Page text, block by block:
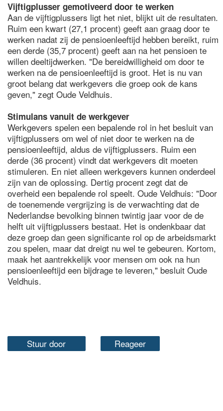
Vijftigplusser gemotiveerd door te werken
Aan de vijftigplussers ligt het niet, blijkt uit de resultaten.
Ruim een kwart (27,1 procent) geeft aan graag door te
werken nadat zij de pensioenleeftijd hebben bereikt, ruim
een derde (35,7 procent) geeft aan na het pensioen te
willen deeltijdwerken. "De bereidwilligheid om door te
werken na de pensioenleeftijd is groot. Het is nu van
groot belang dat werkgevers die groep ook de kans
geven," zegt Oude Veldhuis.
Stimulans vanuit de werkgever
Werkgevers spelen een bepalende rol in het besluit van
vijftigplussers om wel of niet door te werken na de
pensioenleeftijd, aldus de vijftigplussers. Ruim een
derde (36 procent) vindt dat werkgevers dit moeten
stimuleren. En niet alleen werkgevers kunnen onderdeel
zijn van de oplossing. Dertig procent zegt dat de
overheid een bepalende rol speelt. Oude Veldhuis: "Door
de toenemende vergrijzing is de verwachting dat de
Nederlandse bevolking binnen twintig jaar voor de de
helft uit vijftigplussers bestaat. Het is ondenkbaar dat
deze groep dan geen significante rol op de arbeidsmarkt
zou spelen, maar dat dreigt nu wel te gebeuren. Kortom,
maak het aantrekkelijk voor mensen om ook na hun
pensioenleeftijd een bijdrage te leveren," besluit Oude
Veldhuis.
Stuur door Reageer